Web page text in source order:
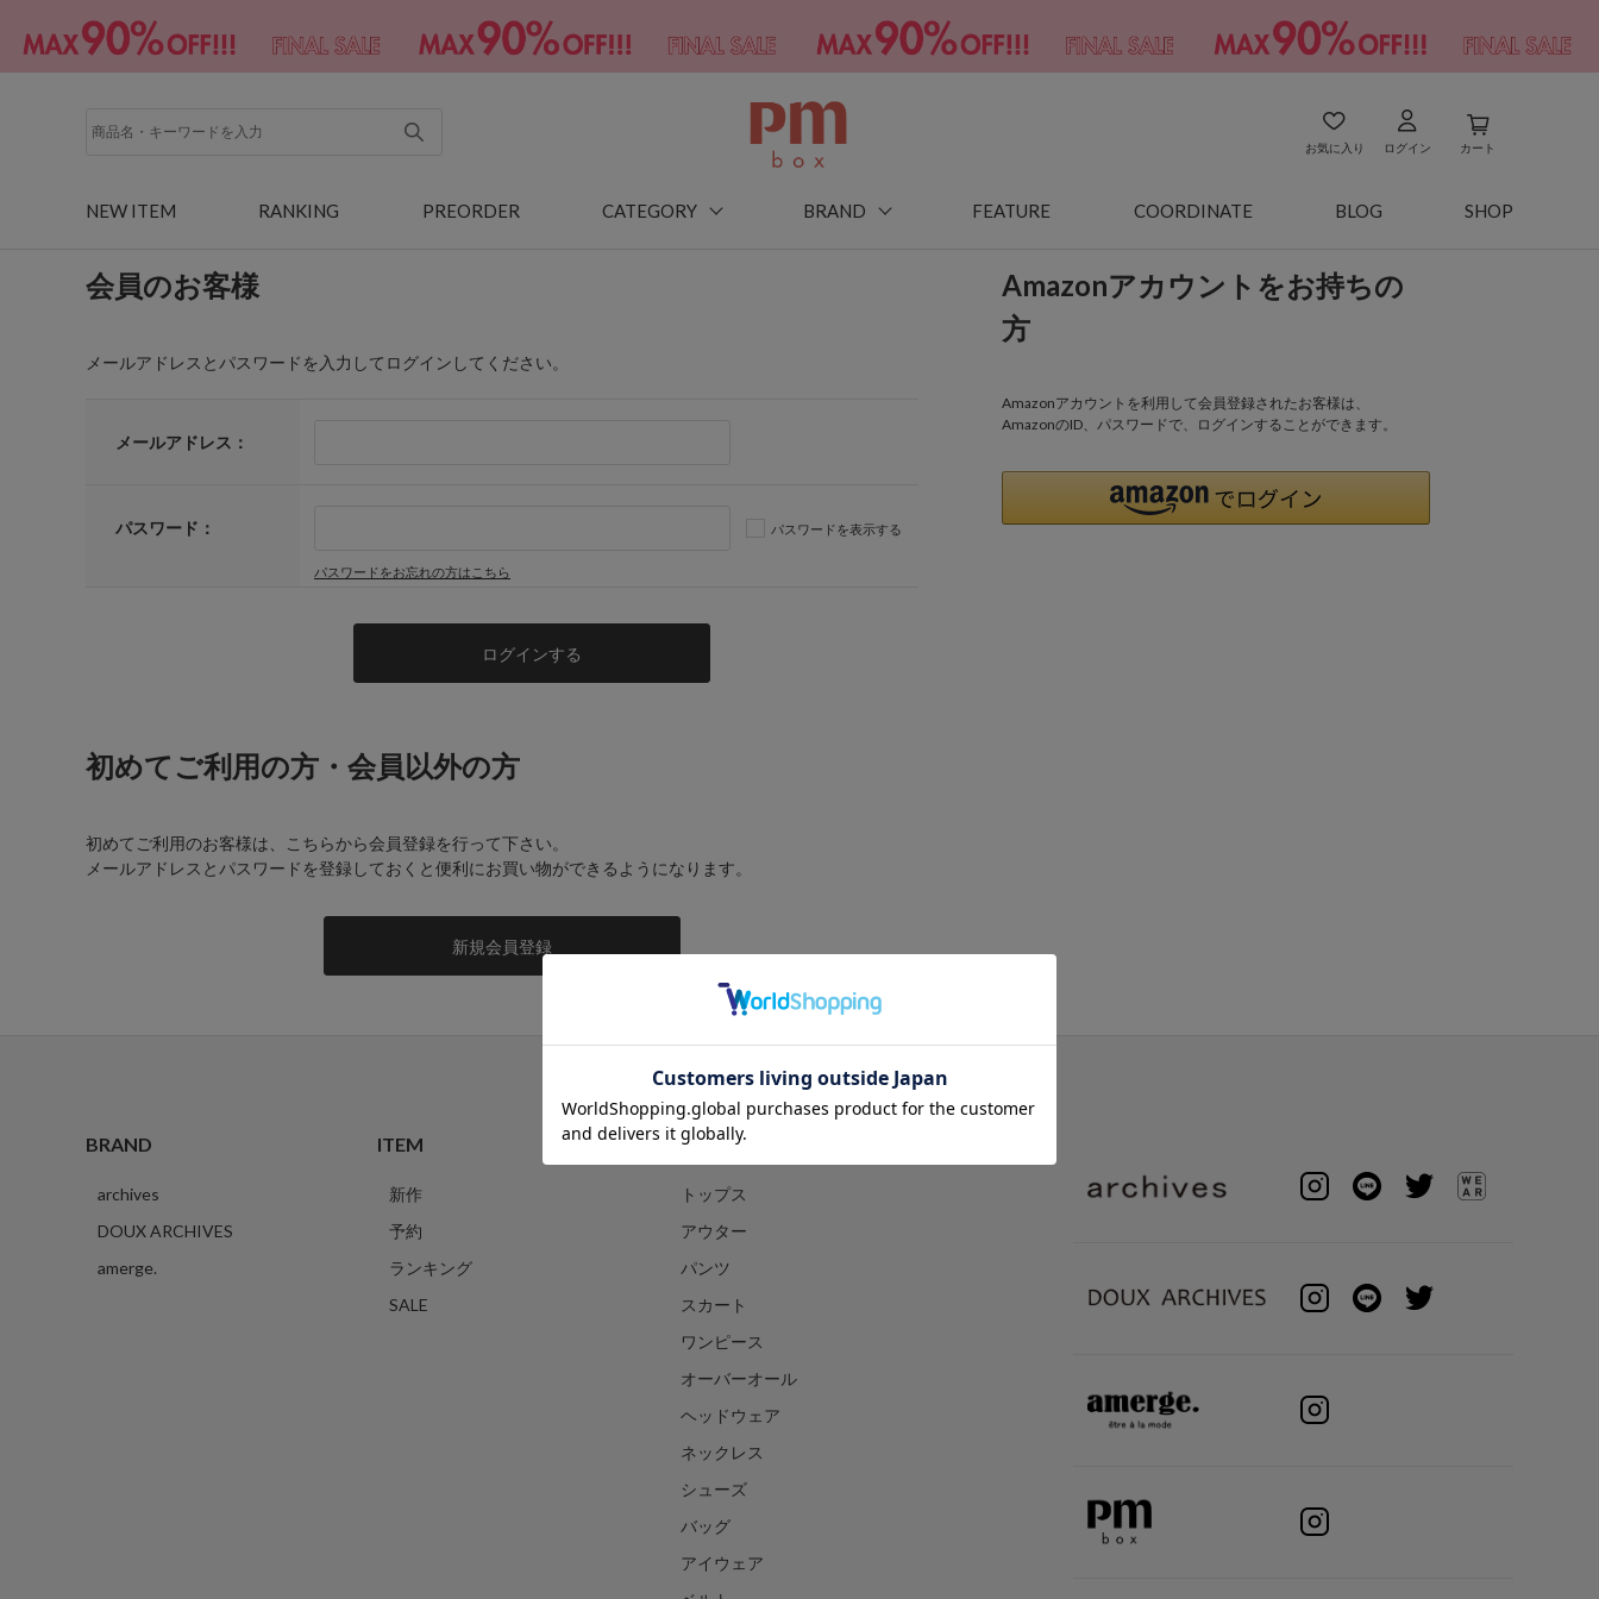
お気に入り ログイン カート
NEW ITEM RANKING PREORDER CATEGORY BRAND FEATURE COORDINATE BLOG SHOP
会員のお客様
メールアドレスとパスワードを入力してログインしてください。
メールアドレス：
パスワード： パスワードを表示する
パスワードをお忘れの方はこちら
Amazonアカウントをお持ちの
方
Amazonアカウントを利用して会員登録されたお客様は、
AmazonのID、パスワードで、ログインすることができます。
初めてご利用の方・会員以外の方
初めてご利用のお客様は、こちらから会員登録を行って下さい。
メールアドレスとパスワードを登録しておくと便利にお買い物ができるようになります。
BRAND
archives
DOUX ARCHIVES
amerge.
ITEM
新作
予約
ランキング
SALE
CATEGORY
トップス
アウター
パンツ
スカート
ワンピース
オーバーオール
ヘッドウェア
ネックレス
シューズ
バッグ
アイウェア